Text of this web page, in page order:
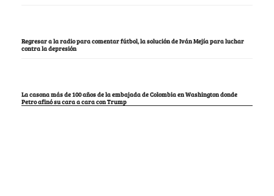
Regresar a la radio para comentar fútbol, la solución de Iván Mejía para luchar
contra la depresión
La casona más de 100 años de la embajada de Colombia en Washington donde
Petro afinó su cara a cara con Trump